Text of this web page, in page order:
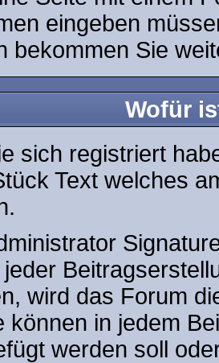
eingeben
bekommen Sie
Wofür
sich registriert
Text welches
wird das Forum
können in jedem
werden soll